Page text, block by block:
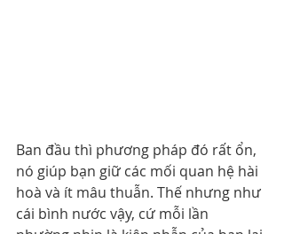
Ban đầu thì phương pháp đó rất ổn,
nó giúp bạn giữ các mối quan hệ hài
hoà và ít mâu thuẫn. Thế nhưng như
cái bình nước vậy, cứ mỗi lần